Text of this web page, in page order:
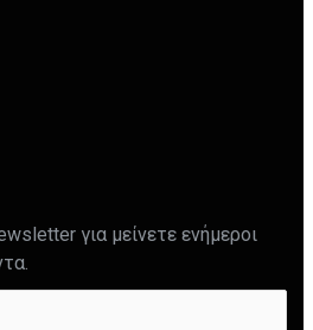
για μείνετε ενήμεροι